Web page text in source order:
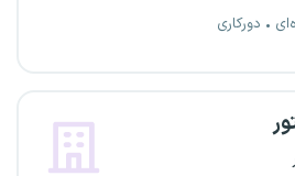
دورکاری